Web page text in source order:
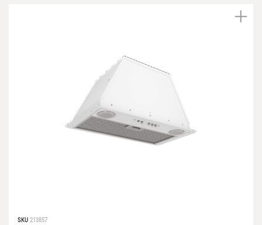
SKU 213857